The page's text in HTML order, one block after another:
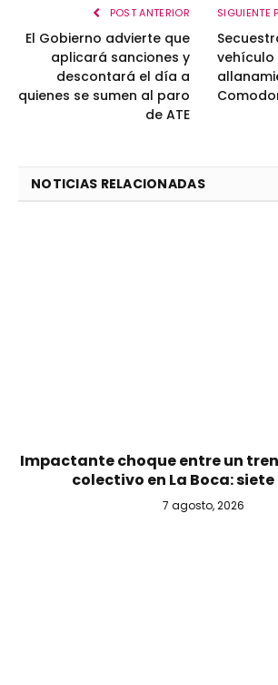
POST ANTERIOR
El Gobierno advierte que
aplicará sanciones y
descontará el día a
quienes se sumen al paro
de ATE
SIGUIENTE
vehículo
NOTICIAS RELACIONADAS
Impactante choque entre un
colectivo en La Boca:
7 agosto, 2026